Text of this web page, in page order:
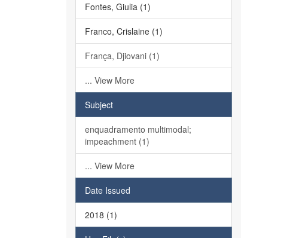
Fontes, Giulia (1)
Franco, Crislaine (1)
França, Djiovani (1)
... View More
Subject
enquadramento multimodal;
impeachment (1)
... View More
Date Issued
2018 (1)